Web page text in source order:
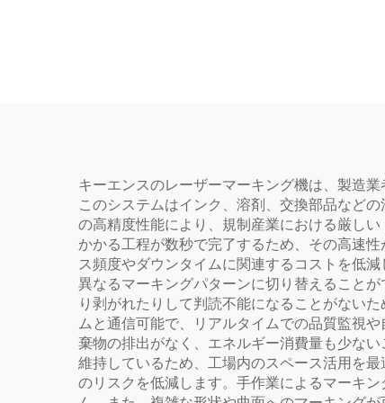
キーエンスのレーザーマーキング機は、製造
このシステムはインク、溶剤、交換部品など
の高精度性能により、規制産業における厳し
かかる工程が数秒で完了するため、その高速
ス頻度やダウンタイムに関連するコストを低
異なるマーキングパターンに切り替えること
り剥がれたりして判読不能になることがない
ムと通信可能で、リアルタイムでの品質監視
棄物の排出がなく、エネルギー消費量も少な
維持しているため、工場内のスペース活用を
のリスクを低減します。手作業によるマーキ